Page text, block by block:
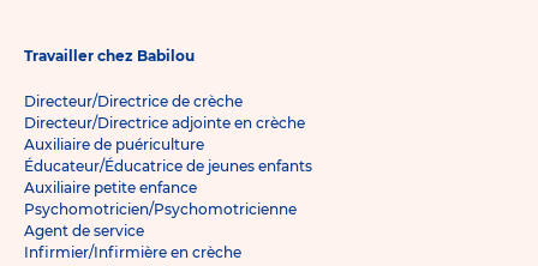
Travailler chez Babilou
Directeur/Directrice de crèche
Directeur/Directrice adjointe en crèche
Auxiliaire de puériculture
Éducateur/Éducatrice de jeunes enfants
Auxiliaire petite enfance
Psychomotricien/Psychomotricienne
Agent de service
Infirmier/Infirmière en crèche